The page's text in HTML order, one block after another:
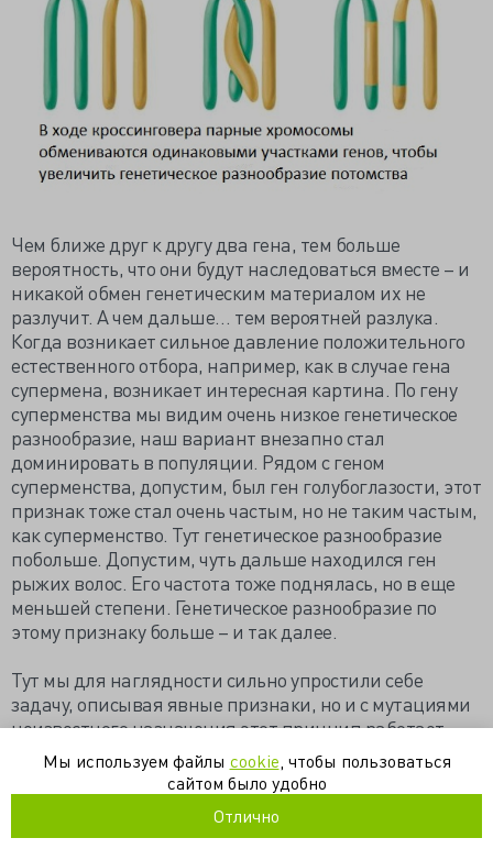
Чем ближе друг к другу два гена, тем больше
вероятность, что они будут наследоваться вместе – и
никакой обмен генетическим материалом их не
разлучит. А чем дальше… тем вероятней разлука.
Когда возникает сильное давление положительного
естественного отбора, например, как в случае гена
супермена, возникает интересная картина. По гену
суперменства мы видим очень низкое генетическое
разнообразие, наш вариант внезапно стал
доминировать в популяции. Рядом с геном
суперменства, допустим, был ген голубоглазости, этот
признак тоже стал очень частым, но не таким частым,
как суперменство. Тут генетическое разнообразие
побольше. Допустим, чуть дальше находился ген
рыжих волос. Его частота тоже поднялась, но в еще
меньшей степени. Генетическое разнообразие по
этому признаку больше – и так далее.
Тут мы для наглядности сильно упростили себе
задачу, описывая явные признаки, но и с мутациями
неизвестного назначения этот принцип работает
аналогично. Допустим, я смотрю на геномы людей из
некой популяции и вижу: в каком-то участке ДНК
очень низкое генетическое разнообразие. Шаг влево
или вправо от него, генетическое разнообразие чуть
Мы используем файлы cookie , чтобы пользоваться
сайтом было удобно
Отлично